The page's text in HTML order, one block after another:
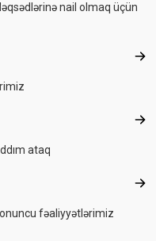
nail olmaq üçün
ataq
fəaliyyətlərimiz